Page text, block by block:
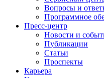
Вопросы и
Программное
Пресс-центр
Новости и
Публикации
Статьи
Проспекты
Карьера